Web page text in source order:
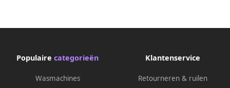
Populaire categorieën
Wasmachines
Klantenservice
Retourneren & ruilen